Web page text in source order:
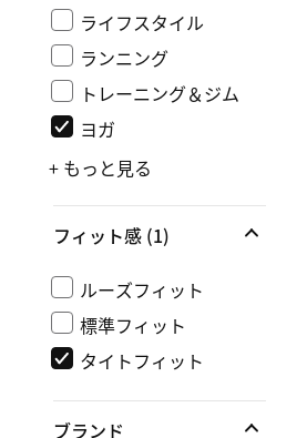
ライフスタイル
ランニング
トレーニング＆ジム
ヨガ
+ もっと見る
フィット感 (1)
ルーズフィット
標準フィット
タイトフィット
ブランド